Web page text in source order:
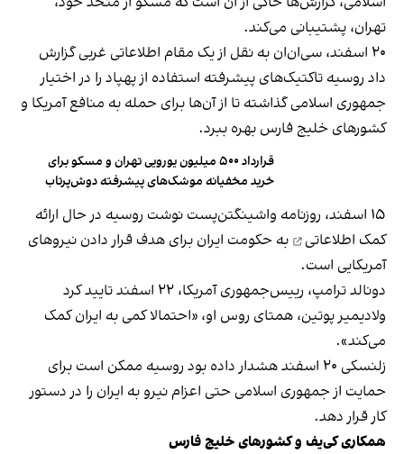
تهران، پشتیبانی می‌کند.
۲۰ اسفند، سی‌ان‌ان به نقل از یک مقام اطلاعاتی غربی گزارش
داد روسیه تاکتیک‌های پیشرفته استفاده از پهپاد را در اختیار
جمهوری اسلامی گذاشته تا از آن‌ها برای حمله به منافع آمریکا و
کشورهای خلیج فارس بهره ببرد.
قرارداد ۵۰۰ میلیون یورویی تهران و مسکو برای
خرید مخفیانه موشک‌های پیشرفته دوش‌پرتاب
۱۵ اسفند، روزنامه واشینگتن‌پست نوشت روسیه در حال ارائه
کمک اطلاعاتی
به حکومت ایران برای هدف قرار دادن نیروهای
آمریکایی است.
دونالد ترامپ، رییس‌جمهوری آمریکا، ۲۲ اسفند تایید کرد
ولادیمیر پوتین، همتای روس او، «احتمالا کمی به ایران کمک
می‌کند».
زلنسکی ۲۰ اسفند هشدار داده بود روسیه ممکن است برای
حمایت از جمهوری اسلامی حتی اعزام نیرو به ایران را در دستور
کار قرار دهد.
همکاری کی‌یف و کشورهای خلیج فارس